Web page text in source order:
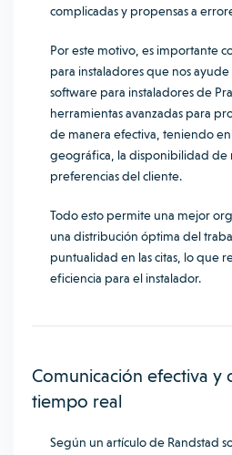
complicadas y propensas a
Por este motivo, es importante
para instaladores que nos ayude
software para instaladores de
herramientas avanzadas para
de manera efectiva, teniendo
geográfica, la disponibilidad de
preferencias del cliente.
Todo esto permite una mejor
una distribución óptima del
puntualidad en las citas, lo que
eficiencia para el instalador.
Comunicación efectiva y
tiempo real
Según un artículo de Randstad